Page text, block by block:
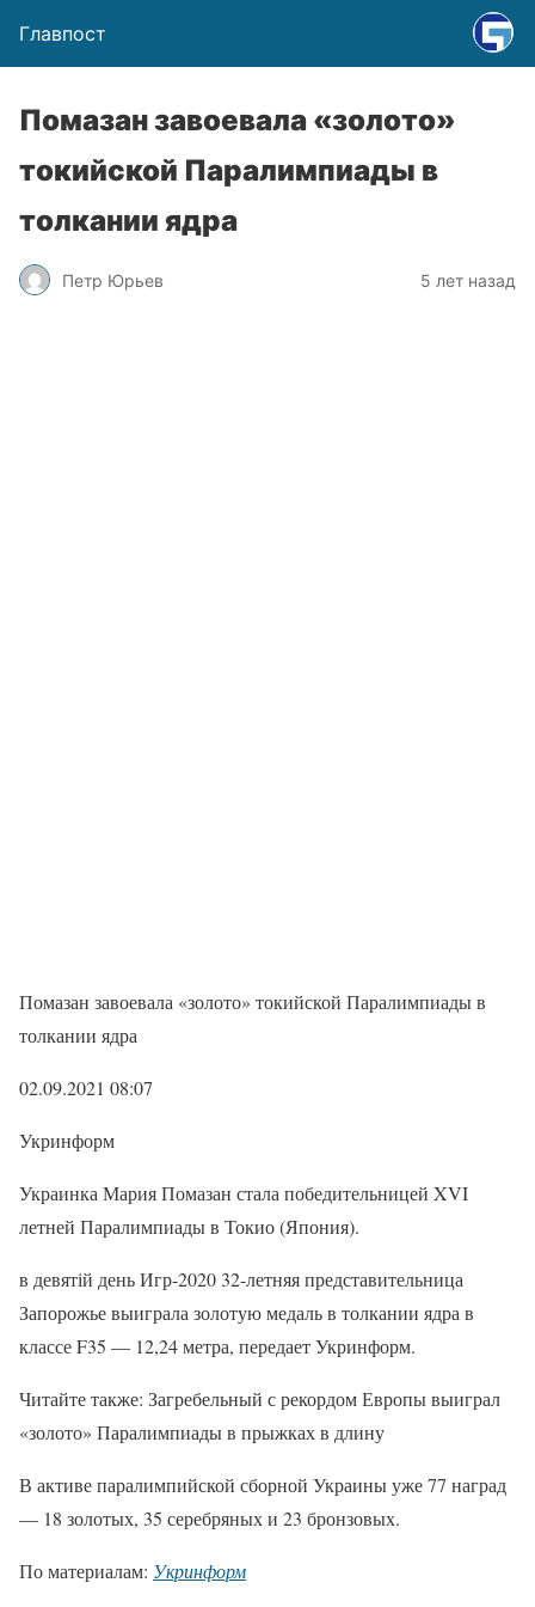
Главпост
Помазан завоевала «золото»
токийской Паралимпиады в
толкании ядра
Петр Юрьев 5 лет назад
Помазан завоевала «золото» токийской Паралимпиады в
толкании ядра
02.09.2021 08:07
Укринформ
Украинка Мария Помазан стала победительницей XVI
летней Паралимпиады в Токио (Япония).
в девятій день Игр-2020 32-летняя представительница
Запорожье выиграла золотую медаль в толкании ядра в
классе F35 — 12,24 метра, передает Укринформ.
Читайте также: Загребельный с рекордом Европы выиграл
«золото» Паралимпиады в прыжках в длину
В активе паралимпийской сборной Украины уже 77 наград
— 18 золотых, 35 серебряных и 23 бронзовых.
По материалам: Укринформ